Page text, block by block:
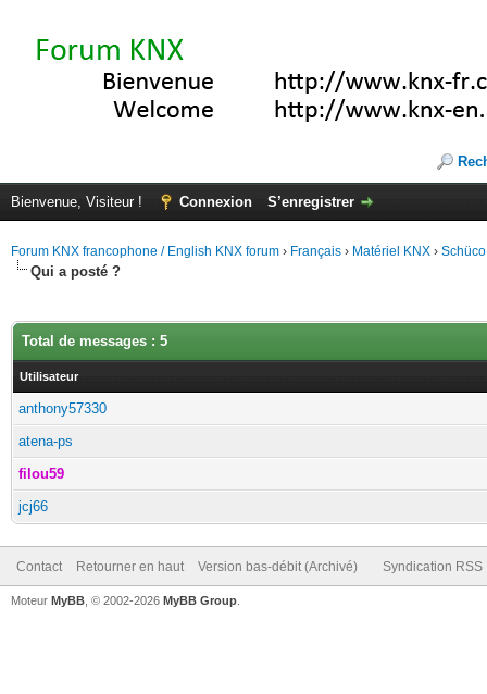
Bienvenue, Visiteur ! Connexion S’enregistrer
Forum KNX francophone / English KNX forum › Français › Matériel KNX › Schüco
Qui a posté ?
Total de messages : 5
Utilisateur
anthony57330
atena-ps
filou59
jcj66
Contact Retourner en haut Version bas-débit (Archivé) Syndication RSS
Moteur MyBB , © 2002-2026 MyBB Group